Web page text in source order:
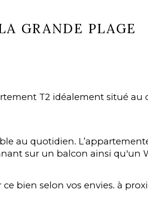
GRANDE PLAGE
T2 idéalement situé
au quotidien.
sur un balcon ainsi qu'un
bien selon vos envies. à